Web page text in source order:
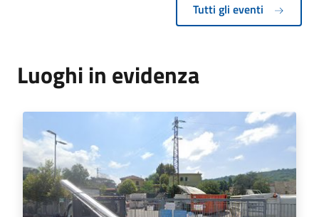
Tutti gli eventi
Luoghi in evidenza